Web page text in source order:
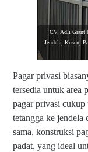
CV. Adli Grant
Jendela, Kusen,
Pagar privasi
tersedia untuk area
pagar privasi cukup
tetangga ke jendela
sama, konstruksi
padat, yang ideal